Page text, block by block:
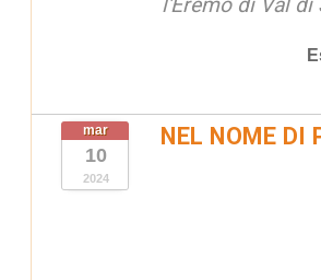
mar
10
2024
NEL NOME DI